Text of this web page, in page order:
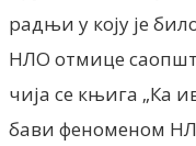
радњи у коју је
НЛО отмице
чија се књига „Ка
бави феноменом